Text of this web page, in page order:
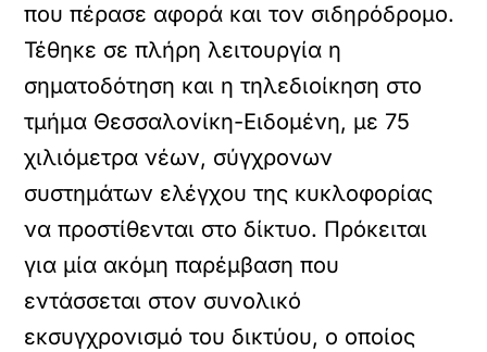
που πέρασε αφορά και τον σιδηρόδρομο.
Τέθηκε σε πλήρη λειτουργία η
σηματοδότηση και η τηλεδιοίκηση στο
τμήμα Θεσσαλονίκη-Ειδομένη, με 75
χιλιόμετρα νέων, σύγχρονων
συστημάτων ελέγχου της κυκλοφορίας
να προστίθενται στο δίκτυο. Πρόκειται
για μία ακόμη παρέμβαση που
εντάσσεται στον συνολικό
εκσυγχρονισμό του δικτύου, ο οποίος